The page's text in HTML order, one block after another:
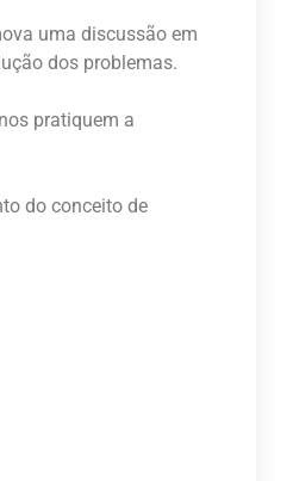
uma discussão em
dos problemas.
pratiquem a
do conceito de